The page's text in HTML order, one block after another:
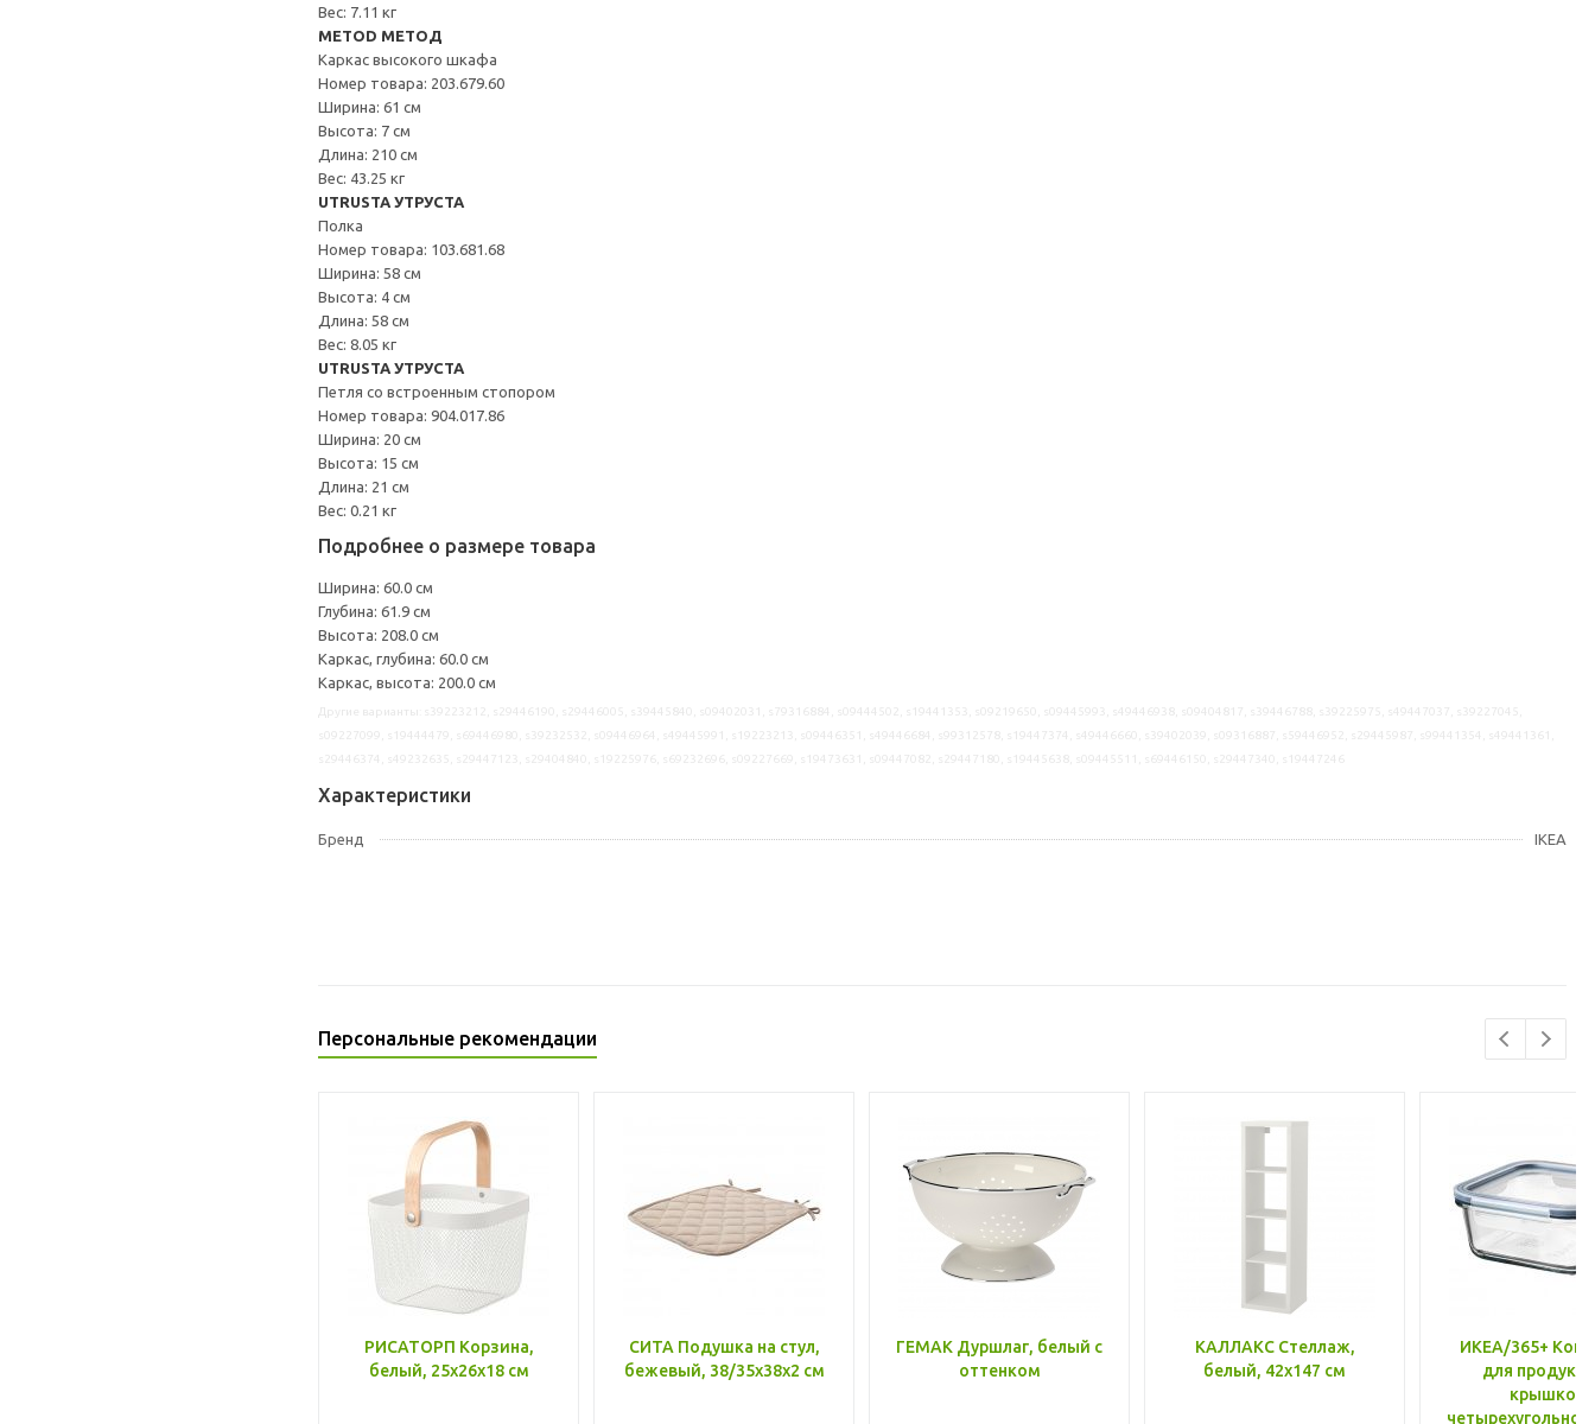
Вес: 7.11 кг
METOD МЕТОД
Каркас высокого шкафа
Номер товара: 203.679.60
Ширина: 61 см
Высота: 7 см
Длина: 210 см
Вес: 43.25 кг
UTRUSTA УТРУСТА
Полка
Номер товара: 103.681.68
Ширина: 58 см
Высота: 4 см
Длина: 58 см
Вес: 8.05 кг
UTRUSTA УТРУСТА
Петля со встроенным стопором
Номер товара: 904.017.86
Ширина: 20 см
Высота: 15 см
Длина: 21 см
Вес: 0.21 кг
Подробнее о размере товара
Ширина: 60.0 см
Глубина: 61.9 см
Высота: 208.0 см
Каркас, глубина: 60.0 см
Каркас, высота: 200.0 см
Характеристики
Бренд IKEA
Персональные рекомендации
РИСАТОРП Корзина,
белый, 25x26x18 см
СИТА Подушка на стул,
бежевый, 38/35x38x2 см
ГЕМАК Дуршлаг, белый с
оттенком
КАЛЛАКС Стеллаж,
белый, 42x147 см
ИКЕА/365+
для
крышкой,